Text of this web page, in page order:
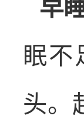
早
眠
头。